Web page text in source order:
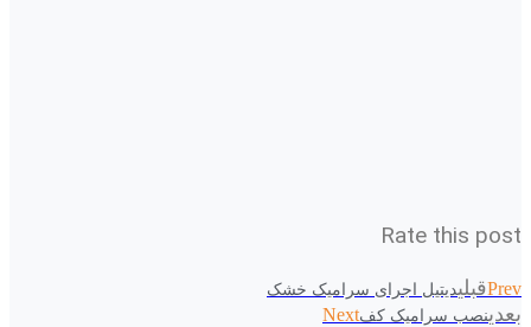
Rate this post
Prevقبلیدیتیل اجرای سرامیک خشک
بعدینصب سرامیک کفNext